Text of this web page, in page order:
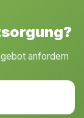
anfordern